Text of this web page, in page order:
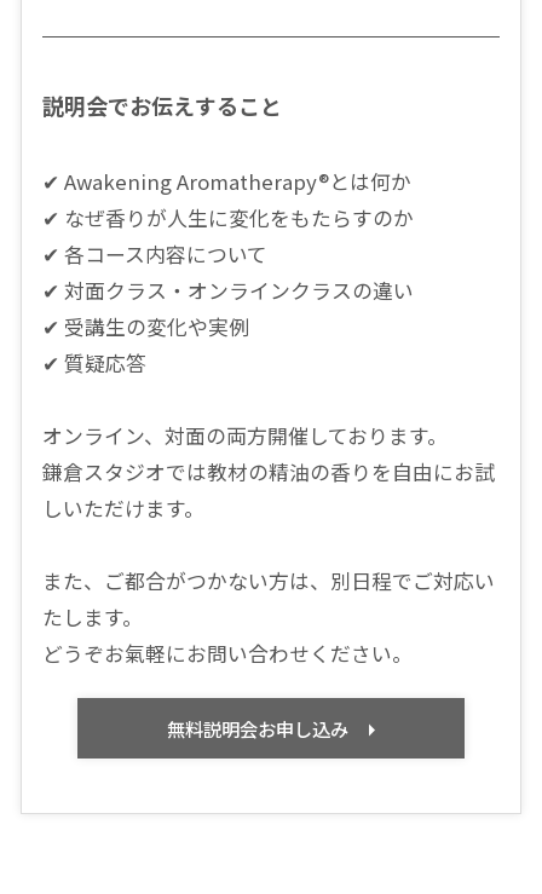
説明会でお伝えすること
✔ Awakening Aromatherapy®︎とは何か
✔ なぜ香りが人生に変化をもたらすのか
✔ 各コース内容について
✔ 対面クラス・オンラインクラスの違い
✔ 受講生の変化や実例
✔ 質疑応答
オンライン、対面の両方開催しております。
鎌倉スタジオでは教材の精油の香りを自由にお試
しいただけます。
また、ご都合がつかない方は、別日程でご対応い
たします。
どうぞお氣軽にお問い合わせください。
無料説明会お申し込み